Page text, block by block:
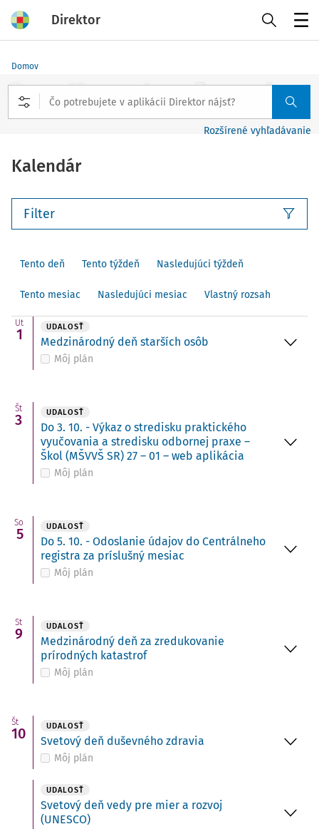
Direktor
Domov
Rozšírené vyhľadávanie
Kalendár
Filter
Tento deň Tento týždeň Nasledujúci týždeň
Tento mesiac Nasledujúci mesiac Vlastný rozsah
Ut
1 UDALOSŤ
Medzinárodný deň starších osôb
Môj plán
Št
3 UDALOSŤ
Do 3. 10. - Výkaz o stredisku praktického
vyučovania a stredisku odbornej praxe –
Škol (MŠVVŠ SR) 27 – 01 – web aplikácia
Môj plán
So
5 UDALOSŤ
Do 5. 10. - Odoslanie údajov do Centrálneho
registra za príslušný mesiac
Môj plán
St
9 UDALOSŤ
Medzinárodný deň za zredukovanie
prírodných katastrof
Môj plán
Št
10 UDALOSŤ
Svetový deň duševného zdravia
Môj plán
UDALOSŤ
Svetový deň vedy pre mier a rozvoj
(UNESCO)